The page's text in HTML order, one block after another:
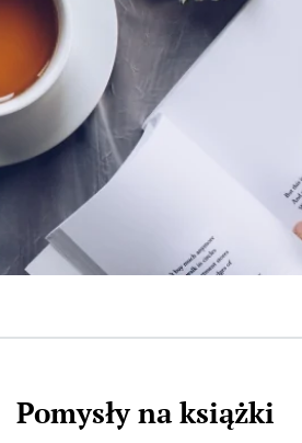
Pomysły na książki